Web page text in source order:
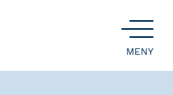
ÖPPNA
MENY